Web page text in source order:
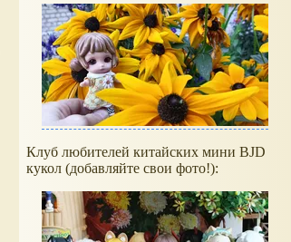
Клуб любителей китайских мини BJD
кукол (добавляйте свои фото!):